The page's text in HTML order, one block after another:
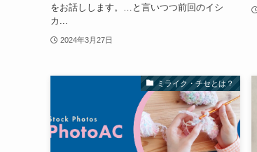
をお話しします。…と言いつつ前回のイシ
カ...
2024年3月27日
ミライク・チセとは？